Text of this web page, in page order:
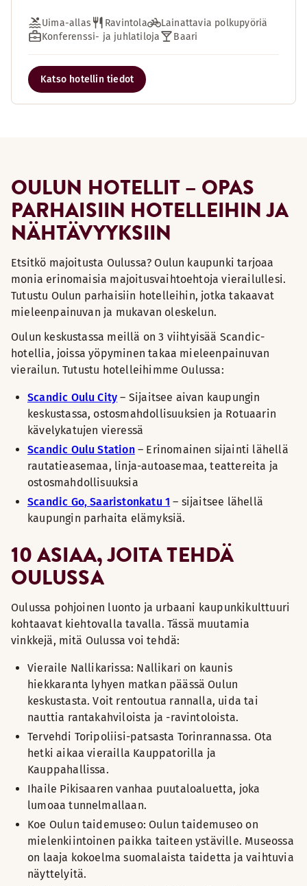
Uima-allas Ravintola
Lainattavia polkupyöriä
Konferenssi- ja juhlatiloja
Baari
Katso hotellin tiedot
OULUN HOTELLIT – OPAS
PARHAISIIN HOTELLEIHIN JA
NÄHTÄVYYKSIIN
Etsitkö majoitusta Oulussa? Oulun kaupunki tarjoaa
monia erinomaisia majoitusvaihtoehtoja vierailullesi.
Tutustu Oulun parhaisiin hotelleihin, jotka takaavat
mieleenpainuvan ja mukavan oleskelun.
Oulun keskustassa meillä on 3 viihtyisää Scandic-
hotellia, joissa yöpyminen takaa mieleenpainuvan
vierailun. Tutustu hotelleihimme Oulussa:
Scandic Oulu City – Sijaitsee aivan kaupungin
keskustassa, ostosmahdollisuuksien ja Rotuaarin
kävelykatujen vieressä
Scandic Oulu Station– Erinomainen sijainti lähellä
rautatieasemaa, linja-autoasemaa, teattereita ja
ostosmahdollisuuksia
Scandic Go, Saaristonkatu 1 – sijaitsee lähellä
kaupungin parhaita elämyksiä.
10 ASIAA, JOITA TEHDÄ
OULUSSA
Oulussa pohjoinen luonto ja urbaani kaupunkikulttuuri
kohtaavat kiehtovalla tavalla. Tässä muutamia
vinkkejä, mitä Oulussa voi tehdä:
Vieraile Nallikarissa: Nallikari on kaunis
hiekkaranta lyhyen matkan päässä Oulun
keskustasta. Voit rentoutua rannalla, uida tai
nauttia rantakahviloista ja -ravintoloista.
Tervehdi Toripoliisi-patsasta Torinrannassa. Ota
hetki aikaa vierailla Kauppatorilla ja
Kauppahallissa.
Ihaile Pikisaaren vanhaa puutaloaluetta, joka
lumoaa tunnelmallaan.
Koe Oulun taidemuseo: Oulun taidemuseo on
mielenkiintoinen paikka taiteen ystäville. Museossa
on laaja kokoelma suomalaista taidetta ja vaihtuvia
näyttelyitä.